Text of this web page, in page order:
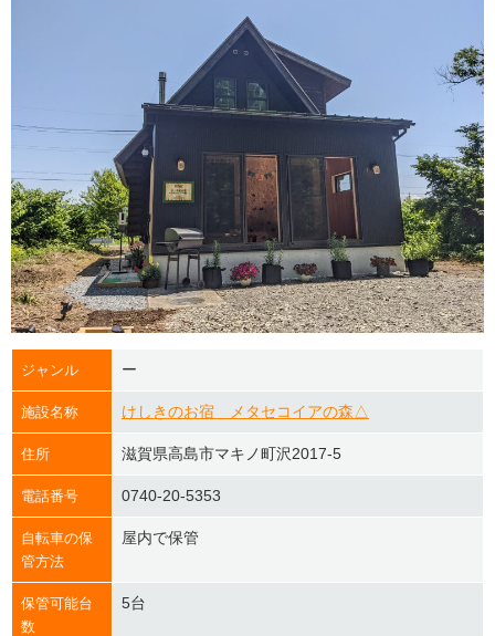
ジャンル ー
施設名称 けしきのお宿 メタセコイアの森△
住所 滋賀県高島市マキノ町沢2017-5
電話番号 0740-20-5353
自転車の保
管方法
屋内で保管
保管可能台
数
5台